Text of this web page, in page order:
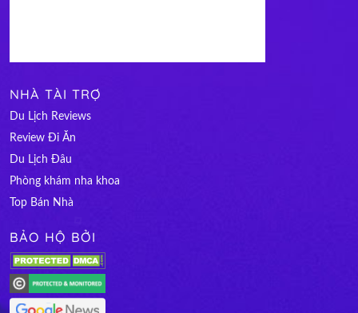
NHÀ TÀI TRỢ
Du Lịch Reviews
Review Đi Ăn
Du Lịch Đâu
Phòng khám nha khoa
Top Bán Nhà
BẢO HỘ BỞI